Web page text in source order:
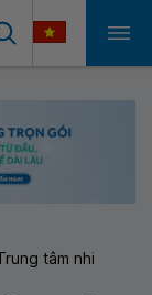
tâm nhi